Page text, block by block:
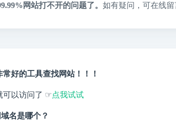
网站打不开的问题了。 如有疑问，可在线留
好的工具查找网站！！！
可以访问了 ☞点我试试
名是哪个？